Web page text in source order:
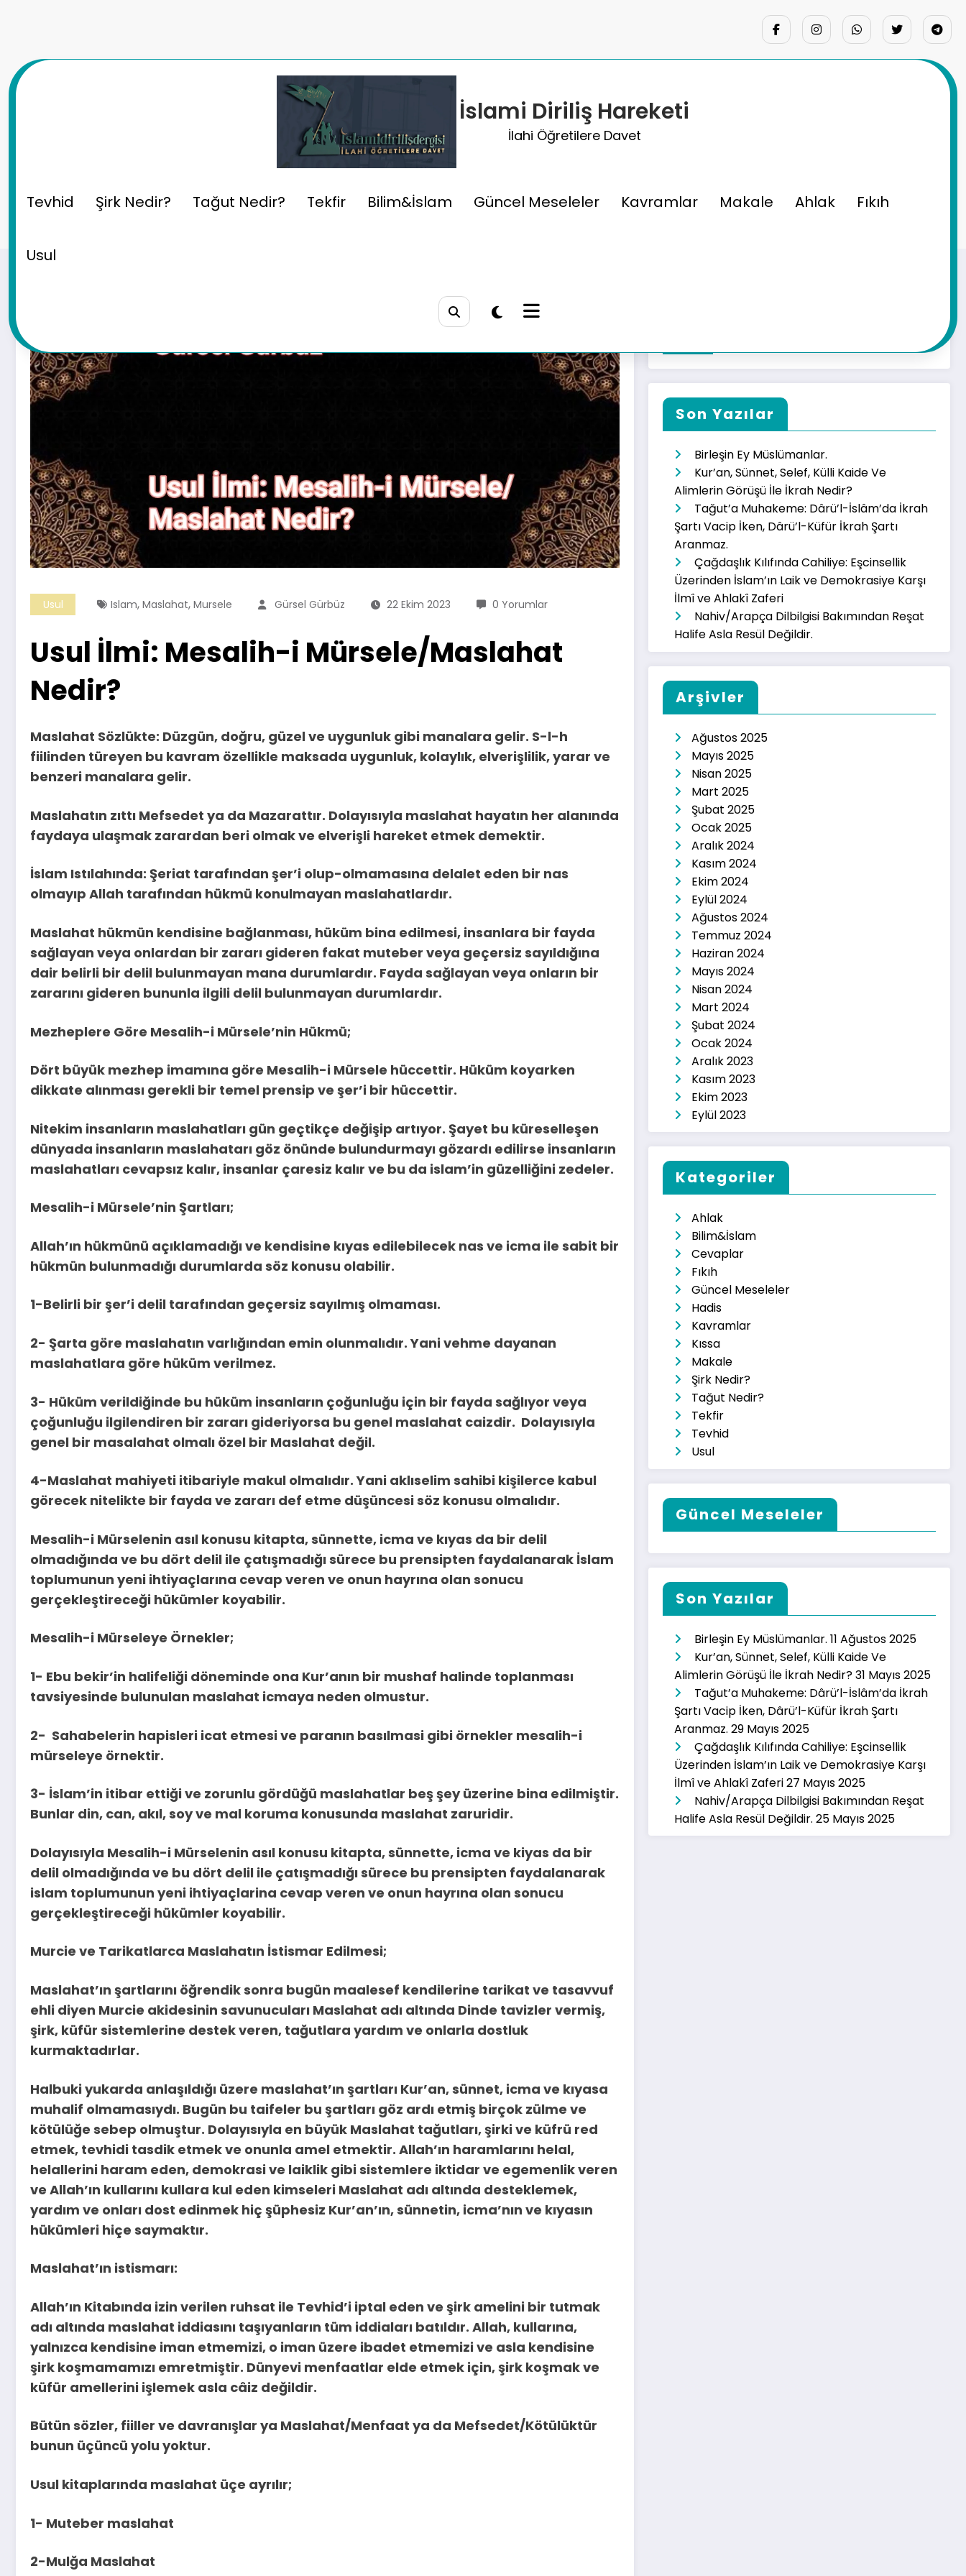
İslami Diriliş Hareketi
İlahi Öğretilere Davet
Tevhid Şirk Nedir? Tağut Nedir? Tekfir Bilim&İslam Güncel Meseleler Kavramlar Makale Ahlak Fıkıh
Usul
Usul İlmi: Mesalih-i Mürsele/Maslahat Nedir?
Usul Islam, Maslahat, Mursele Gürsel Gürbüz 22 Ekim 2023 0 Yorumlar
Usul İlmi: Mesalih-i Mürsele/Maslahat
Nedir?
Maslahat Sözlükte: Düzgün, doğru, güzel ve uygunluk gibi manalara gelir. S-l-h
fiilinden türeyen bu kavram özellikle maksada uygunluk, kolaylık, elverişlilik, yarar ve
benzeri manalara gelir.
Maslahatın zıttı Mefsedet ya da Mazarattır. Dolayısıyla maslahat hayatın her alanında
faydaya ulaşmak zarardan beri olmak ve elverişli hareket etmek demektir.
İslam Istılahında: Şeriat tarafından şer’i olup-olmamasına delalet eden bir nas
olmayıp Allah tarafından hükmü konulmayan maslahatlardır.
Maslahat hükmün kendisine bağlanması, hüküm bina edilmesi, insanlara bir fayda
sağlayan veya onlardan bir zararı gideren fakat muteber veya geçersiz sayıldığına
dair belirli bir delil bulunmayan mana durumlardır. Fayda sağlayan veya onların bir
zararını gideren bununla ilgili delil bulunmayan durumlardır.
Mezheplere Göre Mesalih-i Mürsele’nin Hükmü;
Dört büyük mezhep imamına göre Mesalih-i Mürsele hüccettir. Hüküm koyarken
dikkate alınması gerekli bir temel prensip ve şer’i bir hüccettir.
Nitekim insanların maslahatları gün geçtikçe değişip artıyor. Şayet bu küreselleşen
dünyada insanların maslahatarı göz önünde bulundurmayı gözardı edilirse insanların
maslahatları cevapsız kalır, insanlar çaresiz kalır ve bu da islam’in güzelliğini zedeler.
Mesalih-i Mürsele’nin Şartları;
Allah’ın hükmünü açıklamadığı ve kendisine kıyas edilebilecek nas ve icma ile sabit bir
hükmün bulunmadığı durumlarda söz konusu olabilir.
1-Belirli bir şer’i delil tarafından geçersiz sayılmış olmaması.
2- Şarta göre maslahatın varlığından emin olunmalıdır. Yani vehme dayanan
maslahatlara göre hüküm verilmez.
3- Hüküm verildiğinde bu hüküm insanların çoğunluğu için bir fayda sağlıyor veya
çoğunluğu ilgilendiren bir zararı gideriyorsa bu genel maslahat caizdir. Dolayısıyla
genel bir masalahat olmalı özel bir Maslahat değil.
4-Maslahat mahiyeti itibariyle makul olmalıdır. Yani aklıselim sahibi kişilerce kabul
görecek nitelikte bir fayda ve zararı def etme düşüncesi söz konusu olmalıdır.
Mesalih-i Mürselenin asıl konusu kitapta, sünnette, icma ve kıyas da bir delil
olmadığında ve bu dört delil ile çatışmadığı sürece bu prensipten faydalanarak İslam
toplumunun yeni ihtiyaçlarına cevap veren ve onun hayrına olan sonucu
gerçekleştireceği hükümler koyabilir.
Mesalih-i Mürseleye Örnekler;
1- Ebu bekir’in halifeliği döneminde ona Kur’anın bir mushaf halinde toplanması
tavsiyesinde bulunulan maslahat icmaya neden olmustur.
2- Sahabelerin hapisleri icat etmesi ve paranın basılmasi gibi örnekler mesalih-i
mürseleye örnektir.
3- İslam’in itibar ettiği ve zorunlu gördüğü maslahatlar beş şey üzerine bina edilmiştir.
Bunlar din, can, akıl, soy ve mal koruma konusunda maslahat zaruridir.
Dolayısıyla Mesalih-i Mürselenin asıl konusu kitapta, sünnette, icma ve kiyas da bir
delil olmadığında ve bu dört delil ile çatışmadığı sürece bu prensipten faydalanarak
islam toplumunun yeni ihtiyaçlarina cevap veren ve onun hayrına olan sonucu
gerçekleştireceği hükümler koyabilir.
Murcie ve Tarikatlarca Maslahatın İstismar Edilmesi;
Maslahat’ın şartlarını öğrendik sonra bugün maalesef kendilerine tarikat ve tasavvuf
ehli diyen Murcie akidesinin savunucuları Maslahat adı altında Dinde tavizler vermiş,
şirk, küfür sistemlerine destek veren, tağutlara yardım ve onlarla dostluk
kurmaktadırlar.
Halbuki yukarda anlaşıldığı üzere maslahat’ın şartları Kur’an, sünnet, icma ve kıyasa
muhalif olmamasıydı. Bugün bu taifeler bu şartları göz ardı etmiş birçok zülme ve
kötülüğe sebep olmuştur. Dolayısıyla en büyük Maslahat tağutları, şirki ve küfrü red
etmek, tevhidi tasdik etmek ve onunla amel etmektir. Allah’ın haramlarını helal,
helallerini haram eden, demokrasi ve laiklik gibi sistemlere iktidar ve egemenlik veren
ve Allah’ın kullarını kullara kul eden kimseleri Maslahat adı altında desteklemek,
yardım ve onları dost edinmek hiç şüphesiz Kur’an’ın, sünnetin, icma’nın ve kıyasın
hükümleri hiçe saymaktır.
Maslahat’ın istismarı:
Allah’ın Kitabında izin verilen ruhsat ile Tevhid’i iptal eden ve şirk amelini bir tutmak
adı altında maslahat iddiasını taşıyanların tüm iddiaları batıldır. Allah, kullarına,
yalnızca kendisine iman etmemizi, o iman üzere ibadet etmemizi ve asla kendisine
şirk koşmamamızı emretmiştir. Dünyevi menfaatlar elde etmek için, şirk koşmak ve
küfür amellerini işlemek asla câiz değildir.
Bütün sözler, fiiller ve davranışlar ya Maslahat/Menfaat ya da Mefsedet/Kötülüktür
bunun üçüncü yolu yoktur.
Usul kitaplarında maslahat üçe ayrılır;
1- Muteber maslahat
2-Mulğa Maslahat
Son Yazılar
Birleşin Ey Müslümanlar.
Kur’an, Sünnet, Selef, Külli Kaide Ve
Alimlerin Görüşü İle İkrah Nedir?
Tağut’a Muhakeme: Dârü’l-İslâm’da İkrah
Şartı Vacip İken, Dârü’l-Küfür İkrah Şartı
Aranmaz.
Çağdaşlık Kılıfında Cahiliye: Eşcinsellik
Üzerinden İslam’ın Laik ve Demokrasiye Karşı
İlmî ve Ahlakî Zaferi
Nahiv/Arapça Dilbilgisi Bakımından Reşat
Halife Asla Resül Değildir.
Arşivler
Ağustos 2025
Mayıs 2025
Nisan 2025
Mart 2025
Şubat 2025
Ocak 2025
Aralık 2024
Kasım 2024
Ekim 2024
Eylül 2024
Ağustos 2024
Temmuz 2024
Haziran 2024
Mayıs 2024
Nisan 2024
Mart 2024
Şubat 2024
Ocak 2024
Aralık 2023
Kasım 2023
Ekim 2023
Eylül 2023
Kategoriler
Ahlak
Bilim&İslam
Cevaplar
Fıkıh
Güncel Meseleler
Hadis
Kavramlar
Kıssa
Makale
Şirk Nedir?
Tağut Nedir?
Tekfir
Tevhid
Usul
Güncel Meseleler
Son Yazılar
Birleşin Ey Müslümanlar. 11 Ağustos 2025
Kur’an, Sünnet, Selef, Külli Kaide Ve
Alimlerin Görüşü İle İkrah Nedir?31 Mayıs 2025
Tağut’a Muhakeme: Dârü’l-İslâm’da İkrah
Şartı Vacip İken, Dârü’l-Küfür İkrah Şartı
Aranmaz. 29 Mayıs 2025
Çağdaşlık Kılıfında Cahiliye: Eşcinsellik
Üzerinden İslam’ın Laik ve Demokrasiye Karşı
İlmî ve Ahlakî Zaferi27 Mayıs 2025
Nahiv/Arapça Dilbilgisi Bakımından Reşat
Halife Asla Resül Değildir. 25 Mayıs 2025